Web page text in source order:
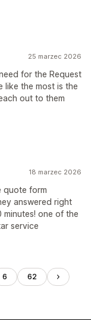
25 marzec 2026
for the Request
like the most is the
out to them
18 marzec 2026
quote form
answered right
one of the
service
6 62